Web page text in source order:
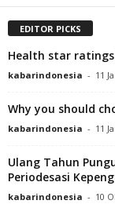
EDITOR PICKS
Health star ratings
kabarindonesia - 11
Why you should
kabarindonesia - 11
Ulang Tahun
Periodesasi
kabarindonesia - 10